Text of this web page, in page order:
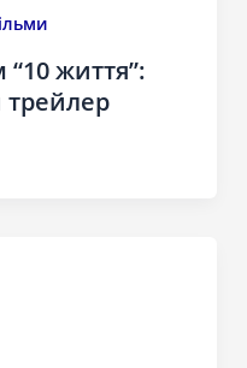
життя”: